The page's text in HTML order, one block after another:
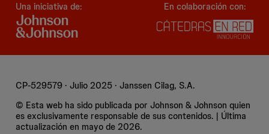
Una iniciativa de: En colaboración con:
CP-529579 · Julio 2025 · Janssen Cilag, S.A.
© Esta web ha sido publicada por Johnson & Johnson quien
es exclusivamente responsable de sus contenidos. | Última
actualización en mayo de 2026.